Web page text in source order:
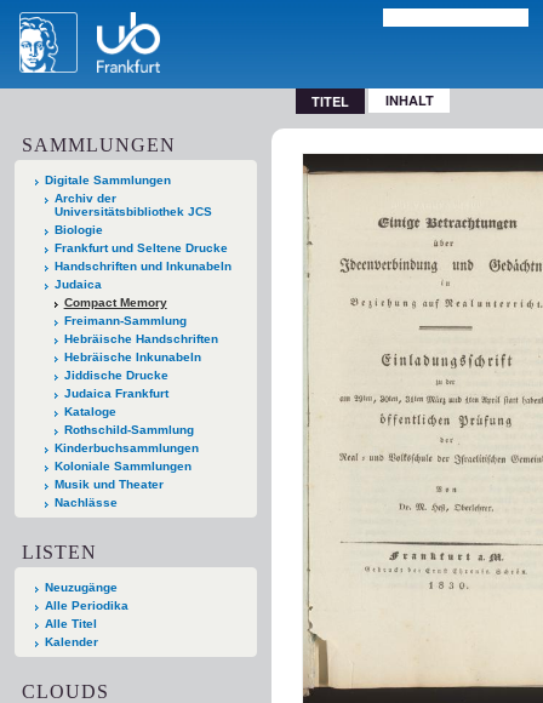
TITEL INHALT
SAMMLUNGEN
Digitale Sammlungen
Archiv der
Universitätsbibliothek JCS
Biologie
Frankfurt und Seltene Drucke
Handschriften und Inkunabeln
Judaica
Compact Memory
Freimann-Sammlung
Hebräische Handschriften
Hebräische Inkunabeln
Jiddische Drucke
Judaica Frankfurt
Kataloge
Rothschild-Sammlung
Kinderbuchsammlungen
Koloniale Sammlungen
Musik und Theater
Nachlässe
LISTEN
Neuzugänge
Alle Periodika
Alle Titel
Kalender
CLOUDS